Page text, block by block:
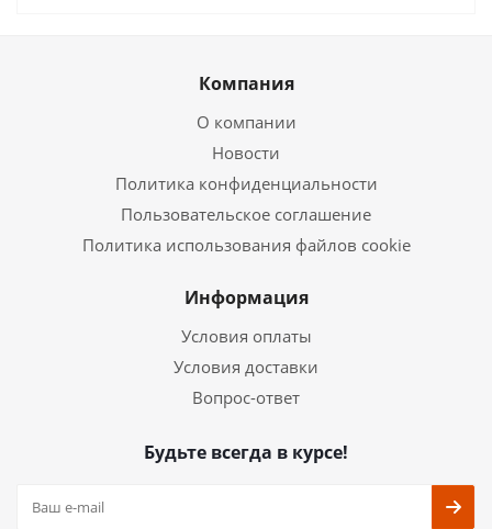
Компания
О компании
Новости
Политика конфиденциальности
Пользовательское соглашение
Политика использования файлов cookie
Информация
Условия оплаты
Условия доставки
Вопрос-ответ
Будьте всегда в курсе!